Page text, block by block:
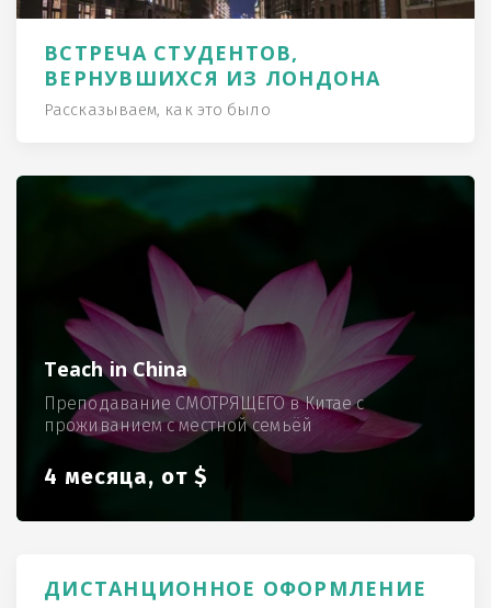
ВСТРЕЧА СТУДЕНТОВ,
ВЕРНУВШИХСЯ ИЗ ЛОНДОНА
Рассказываем, как это было
Teach in China
Преподавание СМОТРЯЩЕГО в Китае с
проживанием с местной семьёй
4 месяца, от $
ДИСТАНЦИОННОЕ ОФОРМЛЕНИЕ